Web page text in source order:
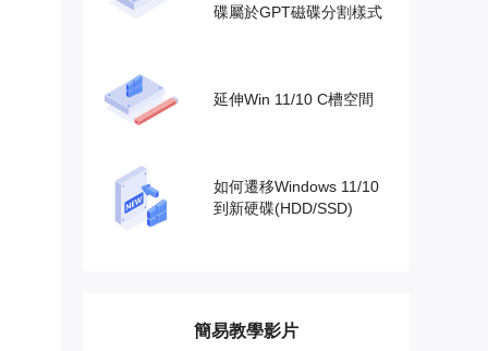
碟屬於GPT磁碟分割樣式
延伸Win 11/10 C槽空間
如何遷移Windows 11/10
到新硬碟(HDD/SSD)
簡易教學影片